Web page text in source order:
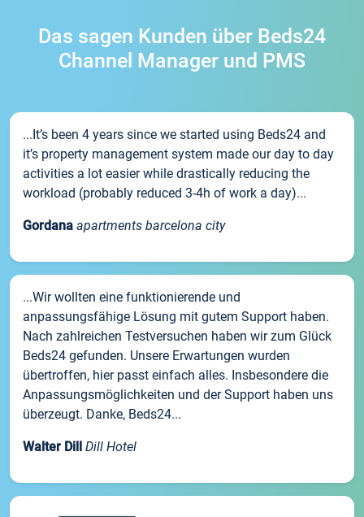
Das sagen Kunden über Beds24
Channel Manager und PMS
...It’s been 4 years since we started using Beds24 and
it’s property management system made our day to day
activities a lot easier while drastically reducing the
workload (probably reduced 3-4h of work a day)...
Gordana apartments barcelona city
...Wir wollten eine funktionierende und
anpassungsfähige Lösung mit gutem Support haben.
Nach zahlreichen Testversuchen haben wir zum Glück
Beds24 gefunden. Unsere Erwartungen wurden
übertroffen, hier passt einfach alles. Insbesondere die
Anpassungsmöglichkeiten und der Support haben uns
überzeugt. Danke, Beds24...
Walter Dill Dill Hotel